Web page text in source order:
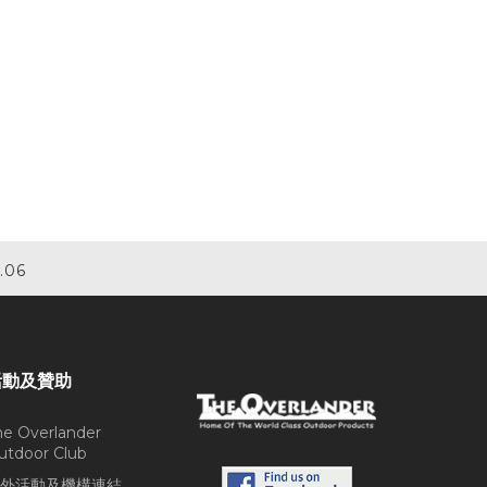
及贊助
Overlander
Club